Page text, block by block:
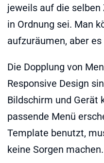
jeweils auf die selben
in Ordnung sei. Man
aufzuräumen, aber
Die Dopplung von
Responsive Design
Bildschirm und Gerät
passende Menü
Template benutzt,
keine Sorgen machen.